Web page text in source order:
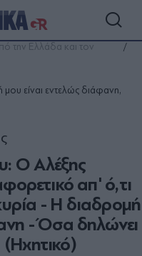
την Ελλάδα και τον
είναι εντελώς διάφανη,
Ο Αλέξης
απ' ό,τι
- Η διαδρομή
- Όσα δηλώνει